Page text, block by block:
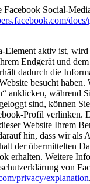
Facebook Social-
Element aktiv ist,
Endgerät und
dadurch die
besucht haben.
anklicken, während
sind, können
Profil verlinken.
Website Ihrem
hin, dass wir als
der übermittelten
erhalten. Weitere
von
privacy/explanation.